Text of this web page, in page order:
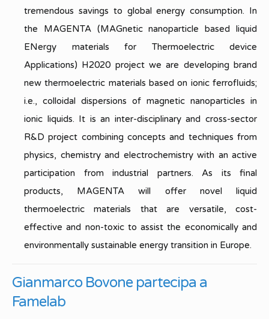
tremendous savings to global energy consumption. In
the MAGENTA (MAGnetic nanoparticle based liquid
ENergy materials for Thermoelectric device
Applications) H2020 project we are developing brand
new thermoelectric materials based on ionic ferrofluids;
i.e., colloidal dispersions of magnetic nanoparticles in
ionic liquids. It is an inter-disciplinary and cross-sector
R&D project combining concepts and techniques from
physics, chemistry and electrochemistry with an active
participation from industrial partners. As its final
products, MAGENTA will offer novel liquid
thermoelectric materials that are versatile, cost-
effective and non-toxic to assist the economically and
environmentally sustainable energy transition in Europe.
Gianmarco Bovone partecipa a
Famelab